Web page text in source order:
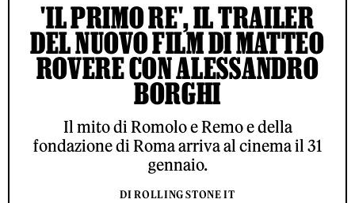
'IL PRIMO RE', IL TRAILER
DEL NUOVO FILM DI MATTEO
ROVERE CON ALESSANDRO
BORGHI
Il mito di Romolo e Remo e della
fondazione di Roma arriva al cinema il 31
gennaio.
DI ROLLING STONE IT